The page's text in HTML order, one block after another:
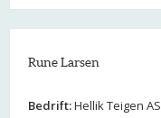
Rune Larsen
Bedrift:Hellik Teigen AS